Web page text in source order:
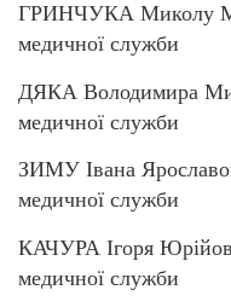
ГРИНЧУКА Миколу
медичної служби
ДЯКА Володимира
медичної служби
ЗИМУ Івана
медичної служби
КАЧУРА Ігоря
медичної служби